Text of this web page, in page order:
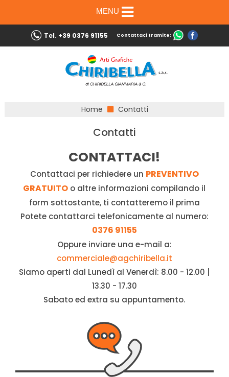
Tel. +39 0376 91155 Contattaci tramite:
MENU
Home Contatti
Contatti
CONTATTACI!
Contattaci per richiedere un PREVENTIVO
GRATUITO o altre informazioni compilando il
form sottostante, ti contatteremo il prima
Potete contattarci telefonicamente al numero:
0376 91155
Oppure inviare una e-mail a:
commerciale@agchiribella.it
Siamo aperti dal Lunedì al Venerdì: 8.00 - 12.00 |
13.30 - 17.30
Sabato ed extra su appuntamento.